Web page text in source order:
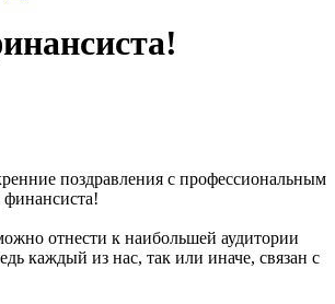
поздравления с профессиональным
отнести к наибольшей аудитории
каждый из нас, так или иначе, связан с